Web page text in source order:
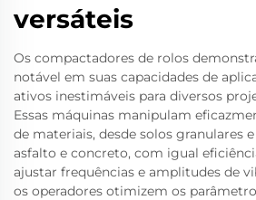
versáteis
Os compactadores de rolos
notável em suas capacidades de
ativos inestimáveis para diversos
Essas máquinas manipulam
de materiais, desde solos granulares
asfalto e concreto, com igual
ajustar frequências e amplitudes de
os operadores otimizem os